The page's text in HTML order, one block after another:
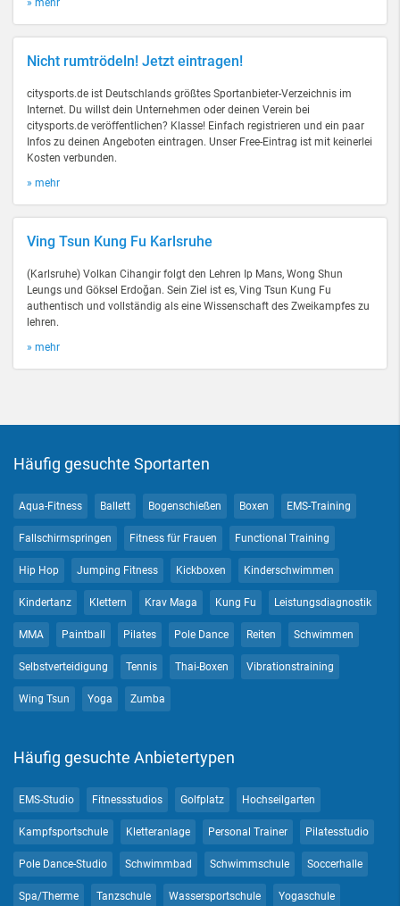
» mehr
Nicht rumtrödeln! Jetzt eintragen!
citysports.de ist Deutschlands größtes Sportanbieter-Verzeichnis im
Internet. Du willst dein Unternehmen oder deinen Verein bei
citysports.de veröffentlichen? Klasse! Einfach registrieren und ein paar
Infos zu deinen Angeboten eintragen. Unser Free-Eintrag ist mit keinerlei
Kosten verbunden.
» mehr
Ving Tsun Kung Fu Karlsruhe
(Karlsruhe) Volkan Cihangir folgt den Lehren Ip Mans, Wong Shun
Leungs und Göksel Erdoğan. Sein Ziel ist es, Ving Tsun Kung Fu
authentisch und vollständig als eine Wissenschaft des Zweikampfes zu
lehren.
» mehr
Häufig gesuchte Sportarten
Aqua-Fitness Ballett Bogenschießen Boxen EMS-Training
Fallschirmspringen Fitness für Frauen Functional Training
Hip Hop Jumping Fitness Kickboxen Kinderschwimmen
Kindertanz Klettern Krav Maga Kung Fu Leistungsdiagnostik
MMA Paintball Pilates Pole Dance Reiten Schwimmen
Selbstverteidigung Tennis Thai-Boxen Vibrationstraining
Wing Tsun Yoga Zumba
Häufig gesuchte Anbietertypen
EMS-Studio Fitnessstudios Golfplatz Hochseilgarten
Kampfsportschule Kletteranlage Personal Trainer Pilatesstudio
Pole Dance-Studio Schwimmbad Schwimmschule Soccerhalle
Spa/Therme Tanzschule Wassersportschule Yogaschule